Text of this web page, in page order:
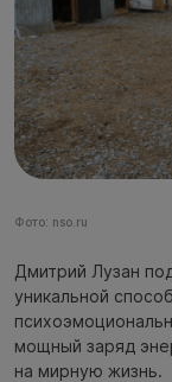
Фото: nso.ru
Дмитрий Лузан
уникальной
мощный заряд
на мирную жизнь.